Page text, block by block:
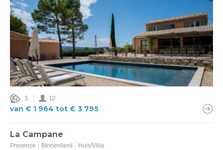
5 12
van € 1 964 tot € 3 795
La Campane
Provence Binnenland Huis/Villa